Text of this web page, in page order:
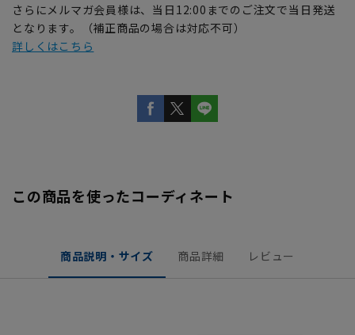
さらにメルマガ会員様は、当日12:00までのご注文で当日発送
となります。（補正商品の場合は対応不可）
詳しくはこちら
この商品を使ったコーディネート
商品説明・サイズ 商品詳細 レビュー